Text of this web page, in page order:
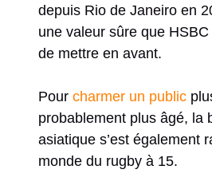
depuis Rio de Janeiro en
une valeur sûre que HSBC
de mettre en avant.
Pour charmer un public
probablement plus âgé, la
asiatique s’est également
monde du rugby à 15.